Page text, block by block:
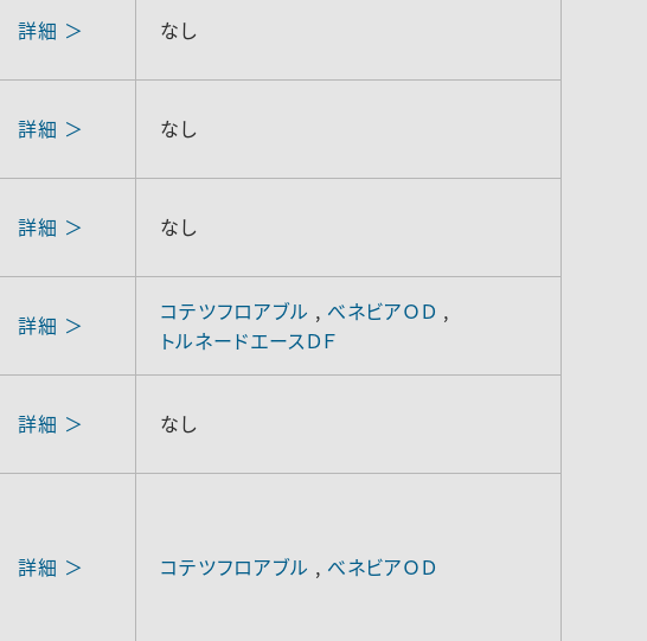
詳細 ＞ なし
詳細 ＞ なし
詳細 ＞ なし
詳細 ＞ コテツフロアブル , べネビアＯＤ ,
トルネードエースＤＦ
詳細 ＞ なし
詳細 ＞ コテツフロアブル , べネビアＯＤ